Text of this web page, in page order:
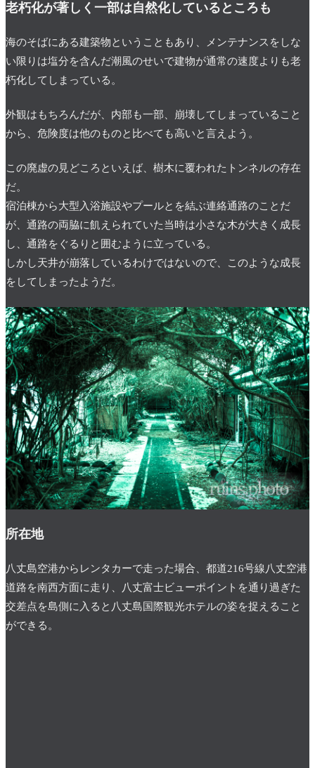
老朽化が著しく一部は自然化しているところも
海のそばにある建築物ということもあり、メンテナンスをしな
い限りは塩分を含んだ潮風のせいで建物が通常の速度よりも老
朽化してしまっている。
外観はもちろんだが、内部も一部、崩壊してしまっていること
から、危険度は他のものと比べても高いと言えよう。
この廃虚の見どころといえば、樹木に覆われたトンネルの存在
だ。
宿泊棟から大型入浴施設やプールとを結ぶ連絡通路のことだ
が、通路の両脇に飢えられていた当時は小さな木が大きく成長
し、通路をぐるりと囲むように立っている。
しかし天井が崩落しているわけではないので、このような成長
をしてしまったようだ。
所在地
八丈島空港からレンタカーで走った場合、都道216号線八丈空港
道路を南西方面に走り、八丈富士ビューポイントを通り過ぎた
交差点を島側に入ると八丈島国際観光ホテルの姿を捉えること
ができる。